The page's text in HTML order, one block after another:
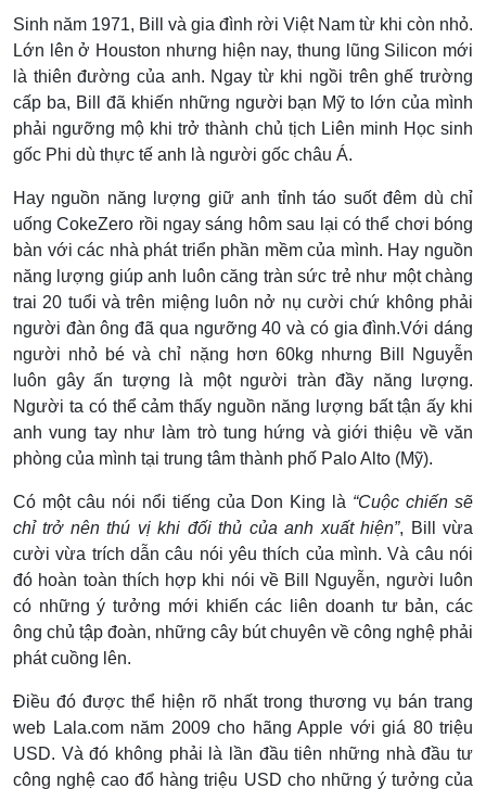
Sinh năm 1971, Bill và gia đình rời Việt Nam từ khi còn nhỏ.
Lớn lên ở Houston nhưng hiện nay, thung lũng Silicon mới
là thiên đường của anh. Ngay từ khi ngồi trên ghế trường
cấp ba, Bill đã khiến những người bạn Mỹ to lớn của mình
phải ngưỡng mộ khi trở thành chủ tịch Liên minh Học sinh
gốc Phi dù thực tế anh là người gốc châu Á.
Hay nguồn năng lượng giữ anh tỉnh táo suốt đêm dù chỉ
uống CokeZero rồi ngay sáng hôm sau lại có thể chơi bóng
bàn với các nhà phát triển phần mềm của mình. Hay nguồn
năng lượng giúp anh luôn căng tràn sức trẻ như một chàng
trai 20 tuổi và trên miệng luôn nở nụ cười chứ không phải
người đàn ông đã qua ngưỡng 40 và có gia đình.Với dáng
người nhỏ bé và chỉ nặng hơn 60kg nhưng Bill Nguyễn
luôn gây ấn tượng là một người tràn đầy năng lượng.
Người ta có thể cảm thấy nguồn năng lượng bất tận ấy khi
anh vung tay như làm trò tung hứng và giới thiệu về văn
phòng của mình tại trung tâm thành phố Palo Alto (Mỹ).
Có một câu nói nổi tiếng của Don King là “Cuộc chiến sẽ
chỉ trở nên thú vị khi đối thủ của anh xuất hiện”, Bill vừa
cười vừa trích dẫn câu nói yêu thích của mình. Và câu nói
đó hoàn toàn thích hợp khi nói về Bill Nguyễn, người luôn
có những ý tưởng mới khiến các liên doanh tư bản, các
ông chủ tập đoàn, những cây bút chuyên về công nghệ phải
phát cuồng lên.
Điều đó được thể hiện rõ nhất trong thương vụ bán trang
web Lala.com năm 2009 cho hãng Apple với giá 80 triệu
USD. Và đó không phải là lần đầu tiên những nhà đầu tư
công nghệ cao đổ hàng triệu USD cho những ý tưởng của